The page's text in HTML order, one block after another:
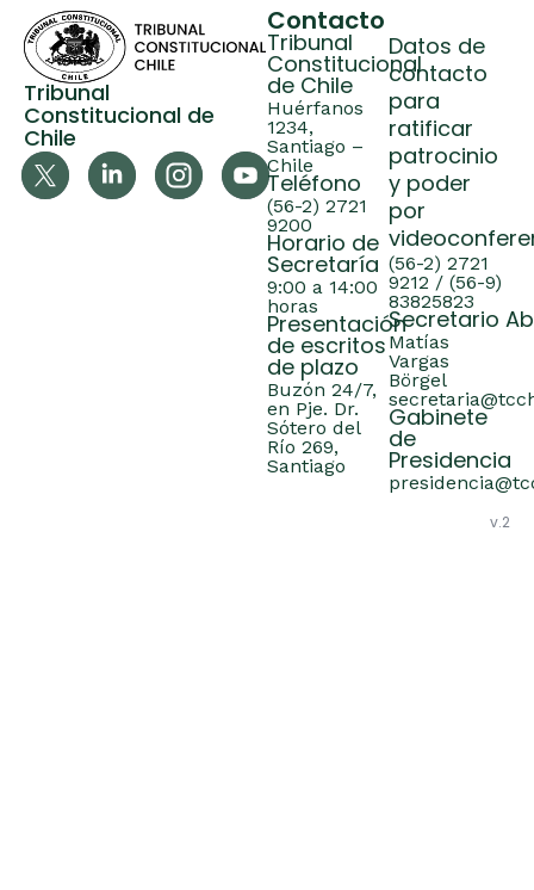
Tribunal
Constitucional de
Chile
Contacto
Tribunal
Constitucional
de Chile
Huérfanos
1234,
Santiago –
Chile
Teléfono
(56-2) 2721
9200
Horario de
Secretaría
9:00 a 14:00
horas
Presentación
de escritos
de plazo
Buzón 24/7,
en Pje. Dr.
Sótero del
Río 269,
Santiago
Datos de
contacto
para
ratificar
patrocinio
y poder
por
(56-2) 2721
9212 / (56-9)
83825823
Secretario
Matías
Vargas
Börgel
Gabinete
de
Presidencia
v.2